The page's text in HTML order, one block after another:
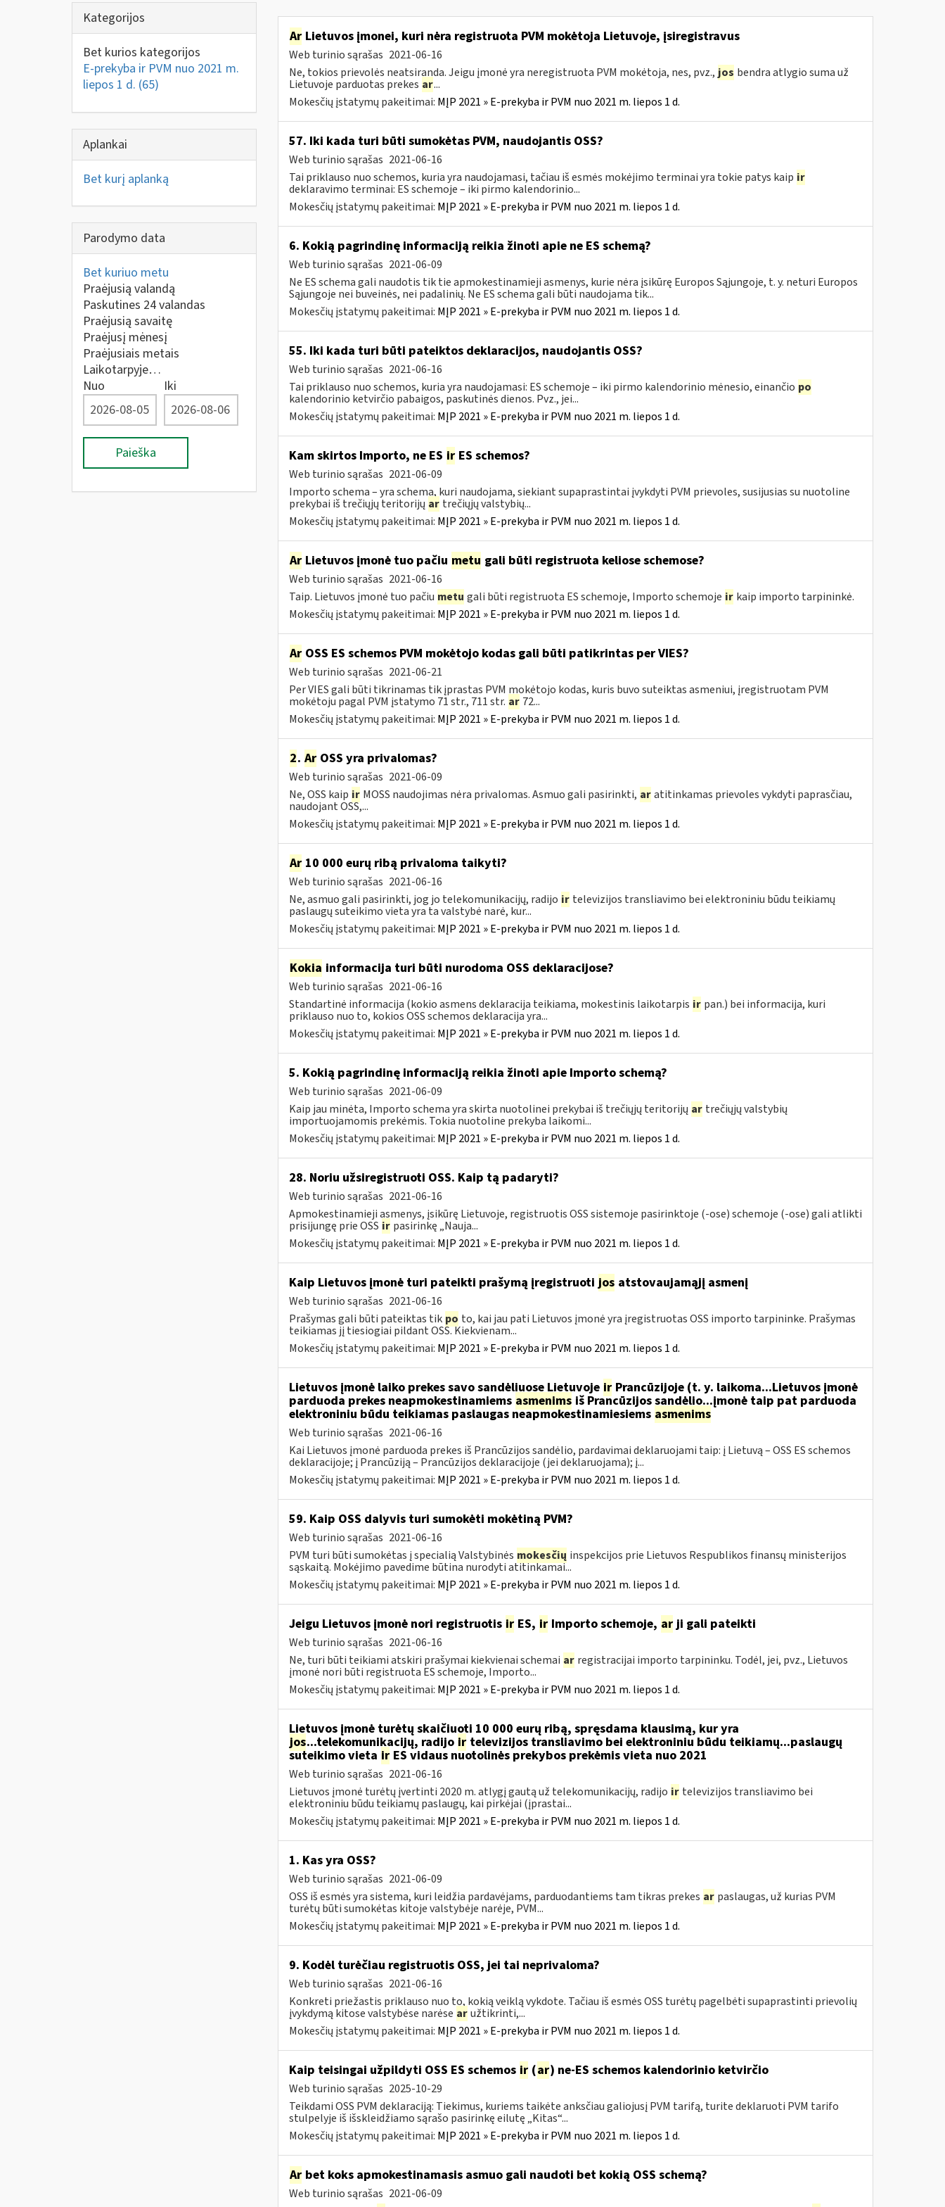
Kategorijos
Bet kurios kategorijos
E-prekyba ir PVM nuo 2021 m.
liepos 1 d. (65)
Aplankai
Bet kurį aplanką
Parodymo data
Bet kuriuo metu
Praėjusią valandą
Paskutines 24 valandas
Praėjusią savaitę
Praėjusį mėnesį
Praėjusiais metais
Laikotarpyje…
Nuo
Iki
Paieška
ArLietuvos įmonei, kuri nėra registruota PVM mokėtoja Lietuvoje, įsiregistravus
Web turinio sąrašas 2021-06-16
Ne, tokios prievolės neatsiranda. Jeigu įmonė yra neregistruota PVM mokėtoja, nes, pvz., jos bendra atlygio suma už
Lietuvoje parduotas prekes ar...
Mokesčių įstatymų pakeitimai: MĮP 2021 » E-prekyba ir PVM nuo 2021 m. liepos 1 d.
57. Iki kada turi būti sumokėtas PVM, naudojantis OSS?
Web turinio sąrašas 2021-06-16
Tai priklauso nuo schemos, kuria yra naudojamasi, tačiau iš esmės mokėjimo terminai yra tokie patys kaip ir
deklaravimo terminai: ES schemoje – iki pirmo kalendorinio...
Mokesčių įstatymų pakeitimai: MĮP 2021 » E-prekyba ir PVM nuo 2021 m. liepos 1 d.
6. Kokią pagrindinę informaciją reikia žinoti apie ne ES schemą?
Web turinio sąrašas 2021-06-09
Ne ES schema gali naudotis tik tie apmokestinamieji asmenys, kurie nėra įsikūrę Europos Sąjungoje, t. y. neturi Europos
Sąjungoje nei buveinės, nei padalinių. Ne ES schema gali būti naudojama tik...
Mokesčių įstatymų pakeitimai: MĮP 2021 » E-prekyba ir PVM nuo 2021 m. liepos 1 d.
55. Iki kada turi būti pateiktos deklaracijos, naudojantis OSS?
Web turinio sąrašas 2021-06-16
Tai priklauso nuo schemos, kuria yra naudojamasi: ES schemoje – iki pirmo kalendorinio mėnesio, einančio po
kalendorinio ketvirčio pabaigos, paskutinės dienos. Pvz., jei...
Mokesčių įstatymų pakeitimai: MĮP 2021 » E-prekyba ir PVM nuo 2021 m. liepos 1 d.
Kam skirtos Importo, ne ES irES schemos?
Web turinio sąrašas 2021-06-09
Importo schema – yra schema, kuri naudojama, siekiant supaprastintai įvykdyti PVM prievoles, susijusias su nuotoline
prekybai iš trečiųjų teritorijų ar trečiųjų valstybių...
Mokesčių įstatymų pakeitimai: MĮP 2021 » E-prekyba ir PVM nuo 2021 m. liepos 1 d.
ArLietuvos įmonė tuo pačiu metu gali būti registruota keliose schemose?
Web turinio sąrašas 2021-06-16
Taip. Lietuvos įmonė tuo pačiu metu gali būti registruota ES schemoje, Importo schemoje ir kaip importo tarpininkė.
Mokesčių įstatymų pakeitimai: MĮP 2021 » E-prekyba ir PVM nuo 2021 m. liepos 1 d.
ArOSS ES schemos PVM mokėtojo kodas gali būti patikrintas per VIES?
Web turinio sąrašas 2021-06-21
Per VIES gali būti tikrinamas tik įprastas PVM mokėtojo kodas, kuris buvo suteiktas asmeniui, įregistruotam PVM
mokėtoju pagal PVM įstatymo 71 str., 711 str. ar 72...
Mokesčių įstatymų pakeitimai: MĮP 2021 » E-prekyba ir PVM nuo 2021 m. liepos 1 d.
2. ArOSS yra privalomas?
Web turinio sąrašas 2021-06-09
Ne, OSS kaip ir MOSS naudojimas nėra privalomas. Asmuo gali pasirinkti, ar atitinkamas prievoles vykdyti paprasčiau,
naudojant OSS,...
Mokesčių įstatymų pakeitimai: MĮP 2021 » E-prekyba ir PVM nuo 2021 m. liepos 1 d.
Ar10 000 eurų ribą privaloma taikyti?
Web turinio sąrašas 2021-06-16
Ne, asmuo gali pasirinkti, jog jo telekomunikacijų, radijo ir televizijos transliavimo bei elektroniniu būdu teikiamų
paslaugų suteikimo vieta yra ta valstybė narė, kur...
Mokesčių įstatymų pakeitimai: MĮP 2021 » E-prekyba ir PVM nuo 2021 m. liepos 1 d.
Kokia informacija turi būti nurodoma OSS deklaracijose?
Web turinio sąrašas 2021-06-16
Standartinė informacija (kokio asmens deklaracija teikiama, mokestinis laikotarpis ir pan.) bei informacija, kuri
priklauso nuo to, kokios OSS schemos deklaracija yra...
Mokesčių įstatymų pakeitimai: MĮP 2021 » E-prekyba ir PVM nuo 2021 m. liepos 1 d.
5. Kokią pagrindinę informaciją reikia žinoti apie Importo schemą?
Web turinio sąrašas 2021-06-09
Kaip jau minėta, Importo schema yra skirta nuotolinei prekybai iš trečiųjų teritorijų ar trečiųjų valstybių
importuojamomis prekėmis. Tokia nuotoline prekyba laikomi...
Mokesčių įstatymų pakeitimai: MĮP 2021 » E-prekyba ir PVM nuo 2021 m. liepos 1 d.
28. Noriu užsiregistruoti OSS. Kaip tą padaryti?
Web turinio sąrašas 2021-06-16
Apmokestinamieji asmenys, įsikūrę Lietuvoje, registruotis OSS sistemoje pasirinktoje (-ose) schemoje (-ose) gali atlikti
prisijungę prie OSS ir pasirinkę „Nauja...
Mokesčių įstatymų pakeitimai: MĮP 2021 » E-prekyba ir PVM nuo 2021 m. liepos 1 d.
Kaip Lietuvos įmonė turi pateikti prašymą įregistruoti jos atstovaujamąjį asmenį
Web turinio sąrašas 2021-06-16
Prašymas gali būti pateiktas tik po to, kai jau pati Lietuvos įmonė yra įregistruotas OSS importo tarpininke. Prašymas
teikiamas jį tiesiogiai pildant OSS. Kiekvienam...
Mokesčių įstatymų pakeitimai: MĮP 2021 » E-prekyba ir PVM nuo 2021 m. liepos 1 d.
Lietuvos įmonė laiko prekes savo sandėliuose Lietuvoje irPrancūzijoje (t. y. laikoma...Lietuvos įmonė
parduoda prekes neapmokestinamiems asmenims iš Prancūzijos sandėlio...įmonė taip pat parduoda
elektroniniu būdu teikiamas paslaugas neapmokestinamiesiems asmenims
Web turinio sąrašas 2021-06-16
Kai Lietuvos įmonė parduoda prekes iš Prancūzijos sandėlio, pardavimai deklaruojami taip: į Lietuvą – OSS ES schemos
deklaracijoje; į Prancūziją – Prancūzijos deklaracijoje (jei deklaruojama); į...
Mokesčių įstatymų pakeitimai: MĮP 2021 » E-prekyba ir PVM nuo 2021 m. liepos 1 d.
59. Kaip OSS dalyvis turi sumokėti mokėtiną PVM?
Web turinio sąrašas 2021-06-16
PVM turi būti sumokėtas į specialią Valstybinės mokesčių inspekcijos prie Lietuvos Respublikos finansų ministerijos
sąskaitą. Mokėjimo pavedime būtina nurodyti atitinkamai...
Mokesčių įstatymų pakeitimai: MĮP 2021 » E-prekyba ir PVM nuo 2021 m. liepos 1 d.
Jeigu Lietuvos įmonė nori registruotis irES, irImporto schemoje, arji gali pateikti
Web turinio sąrašas 2021-06-16
Ne, turi būti teikiami atskiri prašymai kiekvienai schemai ar registracijai importo tarpininku. Todėl, jei, pvz., Lietuvos
įmonė nori būti registruota ES schemoje, Importo...
Mokesčių įstatymų pakeitimai: MĮP 2021 » E-prekyba ir PVM nuo 2021 m. liepos 1 d.
Lietuvos įmonė turėtų skaičiuoti 10 000 eurų ribą, spręsdama klausimą, kur yra
jos...telekomunikacijų, radijo irtelevizijos transliavimo bei elektroniniu būdu teikiamų...paslaugų
suteikimo vieta irES vidaus nuotolinės prekybos prekėmis vieta nuo 2021
Web turinio sąrašas 2021-06-16
Lietuvos įmonė turėtų įvertinti 2020 m. atlygį gautą už telekomunikacijų, radijo ir televizijos transliavimo bei
elektroniniu būdu teikiamų paslaugų, kai pirkėjai (įprastai...
Mokesčių įstatymų pakeitimai: MĮP 2021 » E-prekyba ir PVM nuo 2021 m. liepos 1 d.
1. Kas yra OSS?
Web turinio sąrašas 2021-06-09
OSS iš esmės yra sistema, kuri leidžia pardavėjams, parduodantiems tam tikras prekes ar paslaugas, už kurias PVM
turėtų būti sumokėtas kitoje valstybėje narėje, PVM...
Mokesčių įstatymų pakeitimai: MĮP 2021 » E-prekyba ir PVM nuo 2021 m. liepos 1 d.
9. Kodėl turėčiau registruotis OSS, jei tai neprivaloma?
Web turinio sąrašas 2021-06-16
Konkreti priežastis priklauso nuo to, kokią veiklą vykdote. Tačiau iš esmės OSS turėtų pagelbėti supaprastinti prievolių
įvykdymą kitose valstybėse narėse ar užtikrinti,...
Mokesčių įstatymų pakeitimai: MĮP 2021 » E-prekyba ir PVM nuo 2021 m. liepos 1 d.
Kaip teisingai užpildyti OSS ES schemos ir(ar) ne-ES schemos kalendorinio ketvirčio
Web turinio sąrašas 2025-10-29
Teikdami OSS PVM deklaraciją: Tiekimus, kuriems taikėte anksčiau galiojusį PVM tarifą, turite deklaruoti PVM tarifo
stulpelyje iš išskleidžiamo sąrašo pasirinkę eilutę „Kitas“...
Mokesčių įstatymų pakeitimai: MĮP 2021 » E-prekyba ir PVM nuo 2021 m. liepos 1 d.
Arbet koks apmokestinamasis asmuo gali naudoti bet kokią OSS schemą?
Web turinio sąrašas 2021-06-09